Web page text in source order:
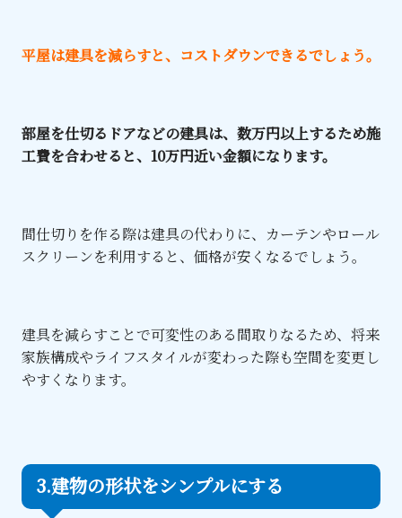
平屋は建具を減らすと、コストダウンできるでしょう。
部屋を仕切るドアなどの建具は、数万円以上するため施
工費を合わせると、10万円近い金額になります。
間仕切りを作る際は建具の代わりに、カーテンやロール
スクリーンを利用すると、価格が安くなるでしょう。
建具を減らすことで可変性のある間取りなるため、将来
家族構成やライフスタイルが変わった際も空間を変更し
やすくなります。
3.建物の形状をシンプルにする